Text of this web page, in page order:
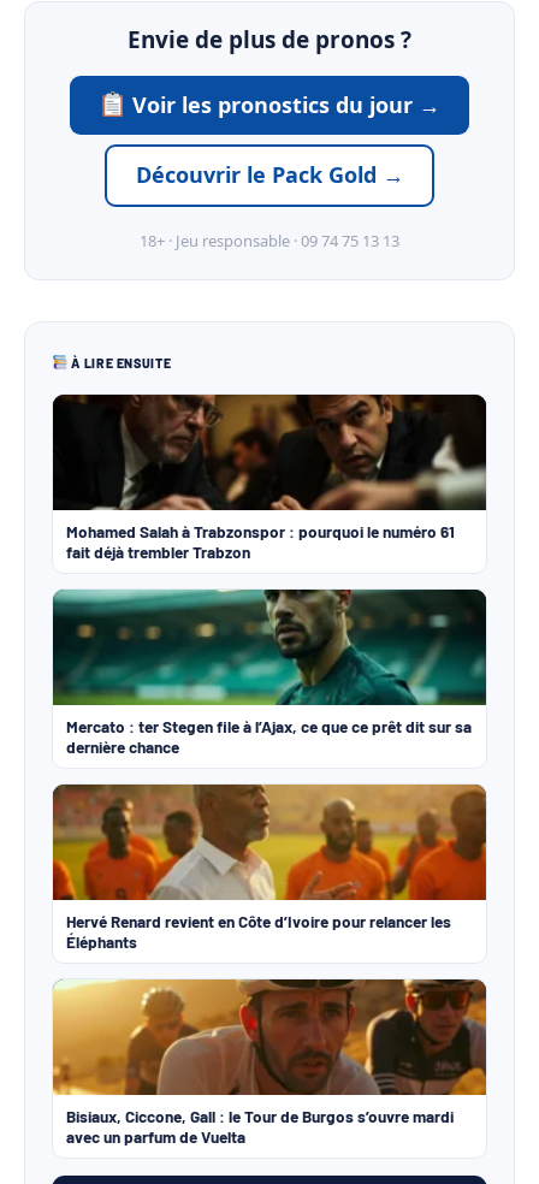
Envie de plus de pronos ?
Voir les pronostics du jour →
Découvrir le Pack Gold →
18+ · Jeu responsable · 09 74 75 13 13
À LIRE ENSUITE
Mohamed Salah à Trabzonspor : pourquoi le numéro 61
fait déjà trembler Trabzon
Mercato : ter Stegen file à l’Ajax, ce que ce prêt dit sur sa
dernière chance
Hervé Renard revient en Côte d’Ivoire pour relancer les
Éléphants
Bisiaux, Ciccone, Gall : le Tour de Burgos s’ouvre mardi
avec un parfum de Vuelta